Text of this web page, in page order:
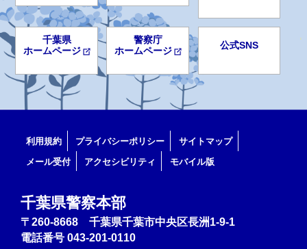
千葉県
ホームページ
警察庁
ホームページ
公式SNS
利用規約 プライバシーポリシー
サイトマップ
メール受付
アクセシビリティ モバイル版
千葉県警察本部
〒260-8668 千葉県千葉市中央区長洲1-9-1
電話番号 043-201-0110